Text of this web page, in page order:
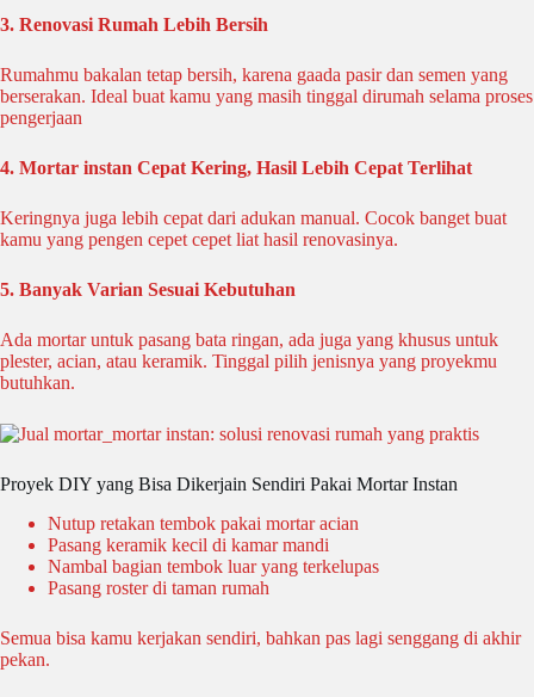
3. Renovasi Rumah Lebih Bersih
Rumahmu bakalan tetap bersih, karena gaada pasir dan semen yang
berserakan. Ideal buat kamu yang masih tinggal dirumah selama proses
pengerjaan
4. Mortar instan Cepat Kering, Hasil Lebih Cepat Terlihat
Keringnya juga lebih cepat dari adukan manual. Cocok banget buat
kamu yang pengen cepet cepet liat hasil renovasinya.
5. Banyak Varian Sesuai Kebutuhan
Ada mortar untuk pasang bata ringan, ada juga yang khusus untuk
plester, acian, atau keramik. Tinggal pilih jenisnya yang proyekmu
butuhkan.
Proyek DIY yang Bisa Dikerjain Sendiri Pakai Mortar Instan
Nutup retakan tembok pakai mortar acian
Pasang keramik kecil di kamar mandi
Nambal bagian tembok luar yang terkelupas
Pasang roster di taman rumah
Semua bisa kamu kerjakan sendiri, bahkan pas lagi senggang di akhir
pekan.